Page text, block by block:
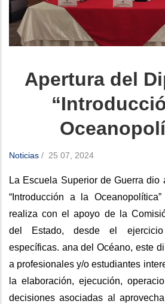
Apertura del
Noticias / 25 07, 2024
La Escuela Superior de Guerra dio
“Introducción a la
realiza con el apoyo de la
del Estado, desde el
específicas. ana del Océano, este
a profesionales y/o estudiantes
la elaboración, ejecución,
decisiones asociadas al